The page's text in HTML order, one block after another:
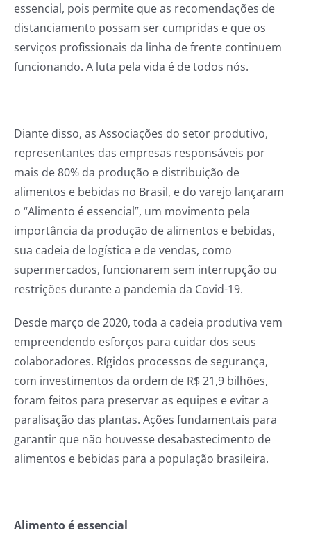
essencial, pois permite que as recomendações de
distanciamento possam ser cumpridas e que os
serviços profissionais da linha de frente continuem
funcionando. A luta pela vida é de todos nós.
Diante disso, as Associações do setor produtivo,
representantes das empresas responsáveis por
mais de 80% da produção e distribuição de
alimentos e bebidas no Brasil, e do varejo lançaram
o “Alimento é essencial”, um movimento pela
importância da produção de alimentos e bebidas,
sua cadeia de logística e de vendas, como
supermercados, funcionarem sem interrupção ou
restrições durante a pandemia da Covid-19.
Desde março de 2020, toda a cadeia produtiva vem
empreendendo esforços para cuidar dos seus
colaboradores. Rígidos processos de segurança,
com investimentos da ordem de R$ 21,9 bilhões,
foram feitos para preservar as equipes e evitar a
paralisação das plantas. Ações fundamentais para
garantir que não houvesse desabastecimento de
alimentos e bebidas para a população brasileira.
Alimento é essencial